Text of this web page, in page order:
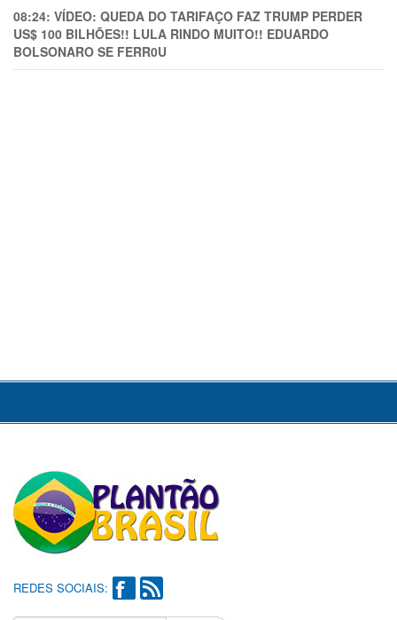
08:24: VÍDEO: QUEDA DO TARIFAÇO FAZ TRUMP PERDER
US$ 100 BILHÕES!! LULA RINDO MUITO!! EDUARDO
BOLSONARO SE FERR0U
REDES SOCIAIS: